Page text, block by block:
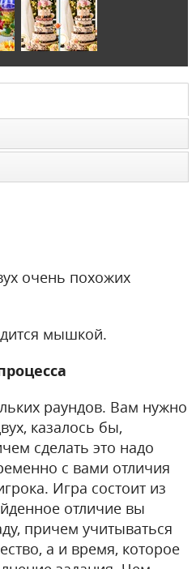
очень похожих
мышкой.
раундов. Вам нужно
казалось бы,
сделать это надо
с вами отличия
Игра состоит из
отличие вы
причем учитываться
а и время, которое